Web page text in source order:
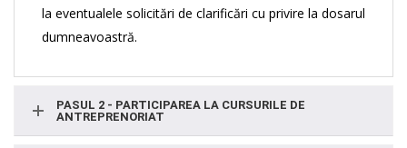
la eventualele solicitări de clarificări cu privire la dosarul
dumneavoastră.
PASUL 2 - PARTICIPAREA LA CURSURILE DE
ANTREPRENORIAT